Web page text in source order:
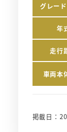
グレー
年
走行
車両本
掲載日：